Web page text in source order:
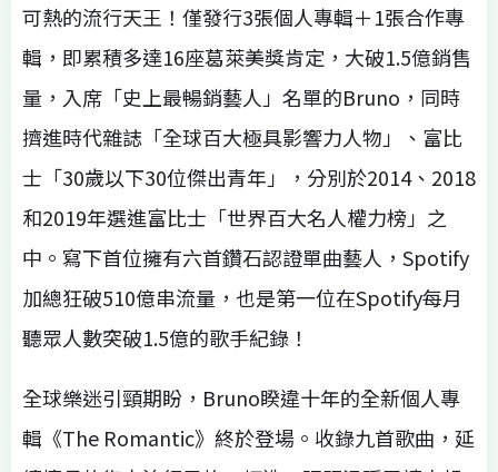
可熱的流行天王！僅發行3張個人專輯＋1張合作專
輯，即累積多達16座葛萊美獎肯定，大破1.5億銷售
量，入席「史上最暢銷藝人」名單的Bruno，同時
擠進時代雜誌「全球百大極具影響力人物」、富比
士「30歲以下30位傑出青年」，分別於2014、2018
和2019年選進富比士「世界百大名人權力榜」之
中。寫下首位擁有六首鑽石認證單曲藝人，Spotify
加總狂破510億串流量，也是第一位在Spotify每月
聽眾人數突破1.5億的歌手紀錄！
全球樂迷引頸期盼，Bruno睽違十年的全新個人專
輯《The Romantic》終於登場。收錄九首歌曲，延